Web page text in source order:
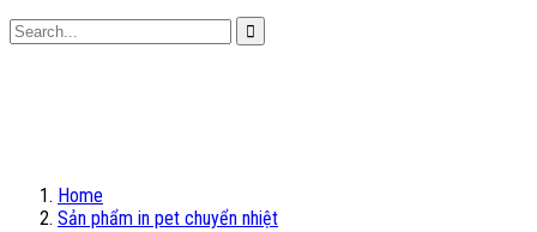
Home
Sản phẩm in pet chuyển nhiệt